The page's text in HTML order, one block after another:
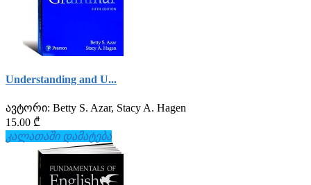
Understanding and U...
ავტორი: Betty S. Azar, Stacy A. Hagen
15.00 ₾
კალათაში დამატება